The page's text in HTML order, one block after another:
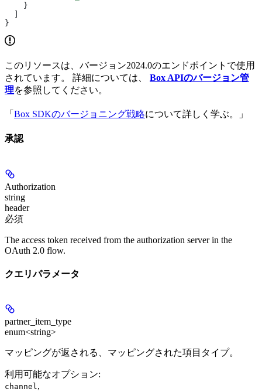
    }
}
このリソースは、バージョン2024.0のエンドポイントで使用
されています。 詳細については、 Box APIのバージョン管
理を参照してください。
「 Box SDKのバージョニング戦略について詳しく学ぶ。」
承認
Authorization
string
header
必須
The access token received from the authorization server in the
OAuth 2.0 flow.
クエリパラメータ
partner_item_type
enum<string>
マッピングが返される、マッピングされた項目タイプ。
利用可能なオプション:
channel,